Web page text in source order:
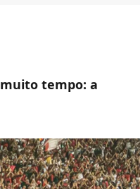
tempo: a